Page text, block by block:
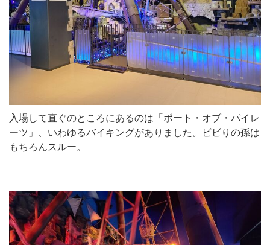
入場して直ぐのところにあるのは「ポート・オブ・パイレ
ーツ」、いわゆるバイキングがありました。ビビりの孫は
もちろんスルー。